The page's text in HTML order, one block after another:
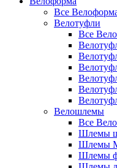
Все
Велотуфли
Все
Велошлемы
Все
Шлемы
Шлемы
Шлемы